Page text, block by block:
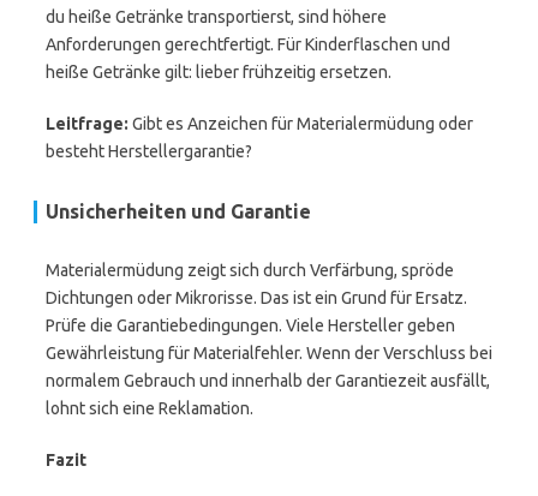
du heiße Getränke transportierst, sind höhere
Anforderungen gerechtfertigt. Für Kinderflaschen und
heiße Getränke gilt: lieber frühzeitig ersetzen.
Leitfrage: Gibt es Anzeichen für Materialermüdung oder
besteht Herstellergarantie?
Unsicherheiten und Garantie
Materialermüdung zeigt sich durch Verfärbung, spröde
Dichtungen oder Mikrorisse. Das ist ein Grund für Ersatz.
Prüfe die Garantiebedingungen. Viele Hersteller geben
Gewährleistung für Materialfehler. Wenn der Verschluss bei
normalem Gebrauch und innerhalb der Garantiezeit ausfällt,
lohnt sich eine Reklamation.
Fazit